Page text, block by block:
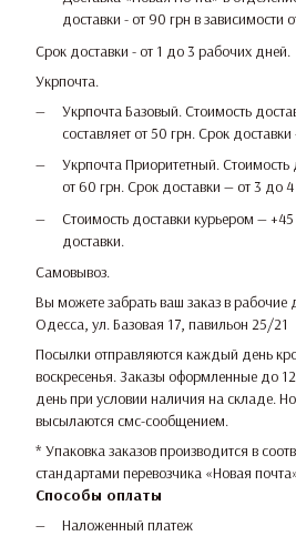
доставки - от 90 грн в зависимости
Срок доставки - от 1 до 3 рабочих дней.
Укрпочта.
Укрпочта Базовый. Стоимость
составляет от 50 грн. Срок
Укрпочта Приоритетный.
от 60 грн. Срок доставки — от 3 до
Стоимость доставки курьером — +45
доставки.
Самовывоз.
Вы можете забрать ваш заказ в
Одесса, ул. Базовая 17, павильон 25/21
Посылки отправляются каждый день
воскресенья. Заказы оформленные до
день при условии наличия на складе.
высылаются смс-сообщением.
* Упаковка заказов производится в
стандартами перевозчика «Новая
Способы оплаты
Наложенный платеж